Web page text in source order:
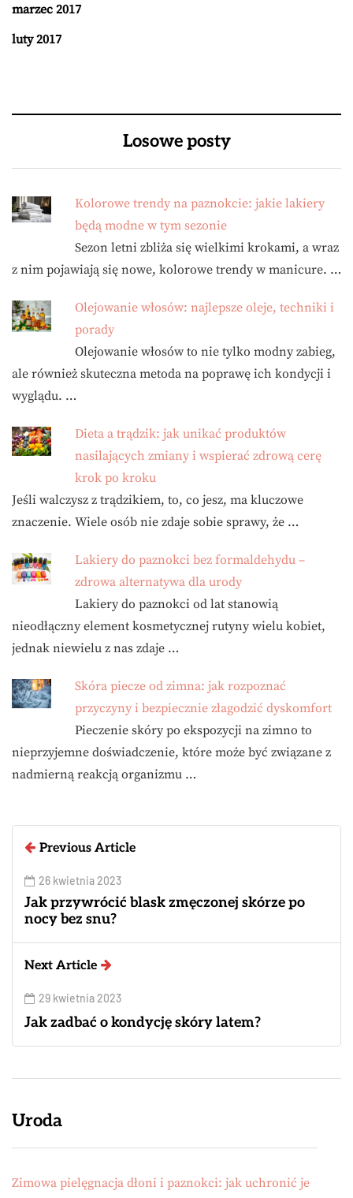
marzec 2017
luty 2017
Losowe posty
Kolorowe trendy na paznokcie: jakie lakiery
będą modne w tym sezonie
Sezon letni zbliża się wielkimi krokami, a wraz
z nim pojawiają się nowe, kolorowe trendy w manicure. …
Olejowanie włosów: najlepsze oleje, techniki i
porady
Olejowanie włosów to nie tylko modny zabieg,
ale również skuteczna metoda na poprawę ich kondycji i
wyglądu. …
Dieta a trądzik: jak unikać produktów
nasilających zmiany i wspierać zdrową cerę
krok po kroku
Jeśli walczysz z trądzikiem, to, co jesz, ma kluczowe
znaczenie. Wiele osób nie zdaje sobie sprawy, że …
Lakiery do paznokci bez formaldehydu –
zdrowa alternatywa dla urody
Lakiery do paznokci od lat stanowią
nieodłączny element kosmetycznej rutyny wielu kobiet,
jednak niewielu z nas zdaje …
Skóra piecze od zimna: jak rozpoznać
przyczyny i bezpiecznie złagodzić dyskomfort
Pieczenie skóry po ekspozycji na zimno to
nieprzyjemne doświadczenie, które może być związane z
nadmierną reakcją organizmu …
Previous Article
26 kwietnia 2023
Jak przywrócić blask zmęczonej skórze po
nocy bez snu?
Next Article
29 kwietnia 2023
Jak zadbać o kondycję skóry latem?
Uroda
Zimowa pielęgnacja dłoni i paznokci: jak uchronić je